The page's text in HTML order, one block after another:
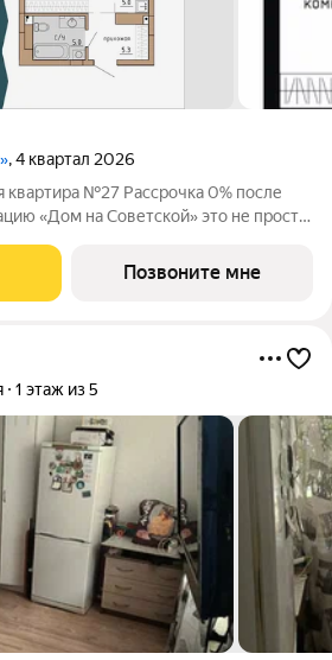
, 4 квартал 2026
квартира №27 Рассрочка 0% после
на Советской» это не просто
Дом находится в самом центре
Позвоните мне
1 этаж из 5